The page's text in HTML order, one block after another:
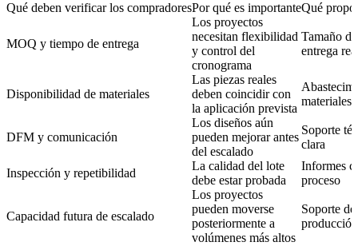
Qué deben verificar los compradoresPor qué es importanteQué
MOQ y tiempo de entrega
Los proyectos
necesitan flexibilidad
y control del
cronograma
Tamaño
entrega
Disponibilidad de materiales
Las piezas reales
deben coincidir con
la aplicación prevista
materiales
DFM y comunicación
Los diseños aún
pueden mejorar antes
del escalado
Soporte
clara
Inspección y repetibilidad
La calidad del lote
debe estar probada
Informes
proceso
Capacidad futura de escalado
Los proyectos
pueden moverse
posteriormente a
volúmenes más altos
Soporte
producción